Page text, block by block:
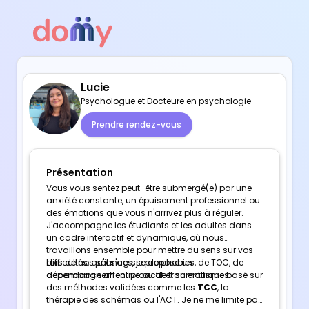
Lucie
Psychologue et Docteure en psychologie
Prendre rendez-vous
Présentation
Vous vous sentez peut-être submergé(e) par une
anxiété constante, un épuisement professionnel ou
des émotions que vous n'arrivez plus à réguler.
J'accompagne les étudiants et les adultes dans
un cadre interactif et dynamique, où nous
travaillons ensemble pour mettre du sens sur vos
difficultés, qu'il s'agisse de phobies, de TOC, de
dépendance affective ou de traumatismes.
Lors de nos séances, je propose un
accompagnement proactif et scientifique basé sur
des méthodes validées comme les TCC, la
thérapie des schémas ou l'ACT. Je ne me limite pas